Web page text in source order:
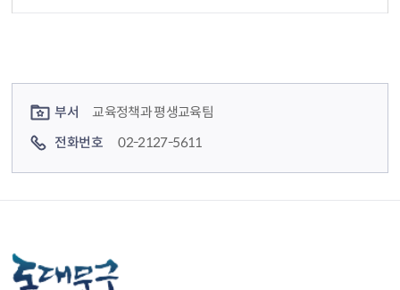
부서
교육정책과 평생교육팀
전화번호
02-2127-5611